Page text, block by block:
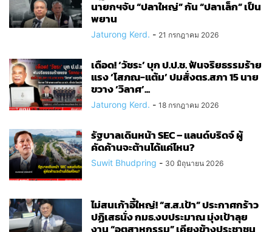
นายกฯจับ “ปลาใหญ่” กัน “ปลาเล็ก” เป็น
พยาน
Jaturong Kerd. - 21 กรกฎาคม 2026
เดือด! ‘วัชระ’ บุก ป.ป.ช. ฟันจริยธรรมร้าย
แรง ‘โสภณ-แต้ม’ ปมสั่งตร.สภา 15 นาย
ขวาง ‘วิลาศ’...
Jaturong Kerd. - 18 กรกฎาคม 2026
รัฐบาลเดินหน้า SEC – แลนด์บริดจ์ ผู้
คัดค้านจะต้านได้แค่ไหน?
Suwit Bhudpring - 30 มิถุนายน 2026
ไม่สนเก้าอี้ใหญ่! “ส.ส.เป้า” ประกาศกร้าว
ปฏิเสธนั่ง กมธ.งบประมาณ มุ่งเป้าลุย